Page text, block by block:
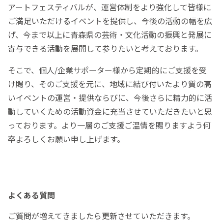
アートフェスティバルが、運営体制をより強化して皆様に
ご満足いただけるイベントを提供し、今後の活動の幅を広
げ、今まで以上に青森県の芸術・文化活動の振興と発展に
寄与できる活動を展開して参りたいと考えております。
そこで、個人/企業サポーター様から定期的にご支援を受
け賜り、そのご支援を元に、地域に結び付いたより質の高
いイベントの運営・提供ならびに、今後さらに精力的に活
動していくための活動資金に充当させていただきたいと思
っております。より一層のご支援ご温情を賜りますよう何
卒よろしくお願い申し上げます。
よくある質問
ご質問が増えてきましたら更新させていただきます。